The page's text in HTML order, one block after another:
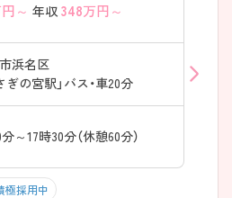
～ 年収 348万円～
浜名区
ぎの宮駅」バス・車20分
～17時30分（休憩60分）
極採用中